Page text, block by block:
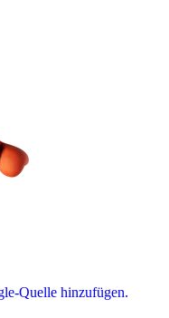
Quelle hinzufügen.